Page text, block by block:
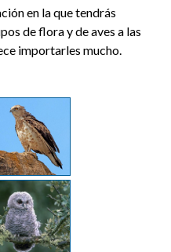
en la que tendrás
de flora y de aves a las
importarles mucho.